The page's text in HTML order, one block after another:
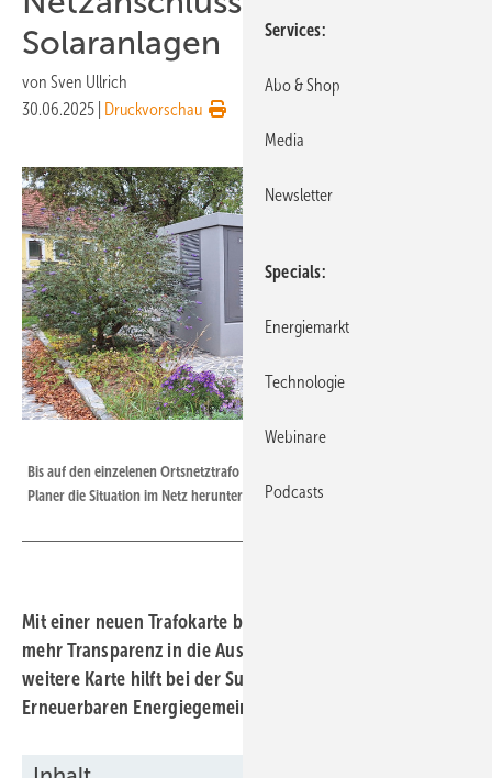
Solaranlagen
von Sven Ullrich
30.06.2025
Druckvorschau
Bis auf den einzelenen Ortsnetztrafo können die Hauseigentümer und
Planer die Situation im Netz herunterbrechen.
Mit einer neuen Trafokarte bringt Niederösterreich Netz
mehr Transparenz in die Auslastung der Netze. Eine
weitere Karte hilft bei der Suche nach einer geeigneten
Erneuerbaren Energiegemeinschaft.
Services
Abo & Shop
Media
Newsletter
Specials
Energiemarkt
Technologie
Webinare
Podcasts